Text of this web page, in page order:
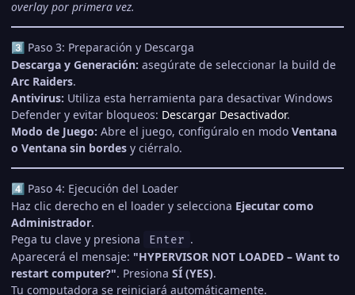
overlay por primera vez.
3️⃣ Paso 3: Preparación y Descarga
Descarga y Generación: asegúrate de seleccionar la build de
Arc Raiders.
Antivirus: Utiliza esta herramienta para desactivar Windows
Defender y evitar bloqueos: Descargar Desactivador.
Modo de Juego: Abre el juego, configúralo en modo Ventana
o Ventana sin bordes y ciérralo.
4️⃣ Paso 4: Ejecución del Loader
Haz clic derecho en el loader y selecciona Ejecutar como
Administrador.
Pega tu clave y presiona
Enter .
Aparecerá el mensaje: "HYPERVISOR NOT LOADED – Want to
restart computer?". Presiona SÍ (YES).
Tu computadora se reiniciará automáticamente.